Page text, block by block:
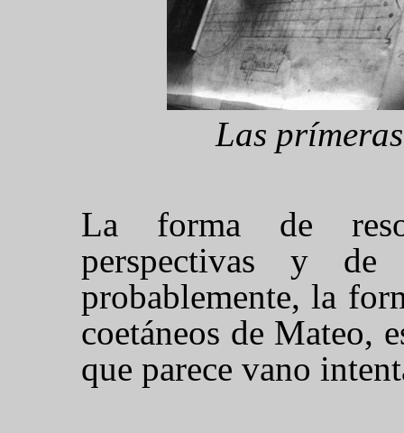
Las
La forma de
perspectivas y de
probablemente, la
coetáneos de Mateo,
que parece vano